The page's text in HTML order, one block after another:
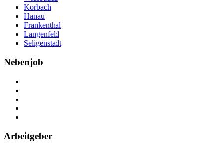
Korbach
Hanau
Frankenthal
Langenfeld
Seligenstadt
Nebenjob
Arbeitgeber